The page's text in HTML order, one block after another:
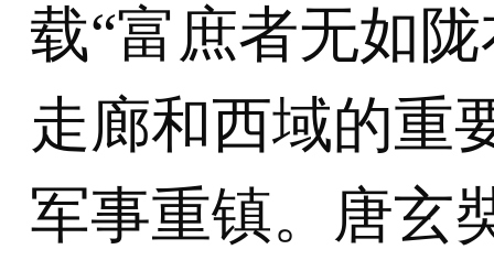
载“富庶者无如
走廊和西域的重
军事重镇。唐玄